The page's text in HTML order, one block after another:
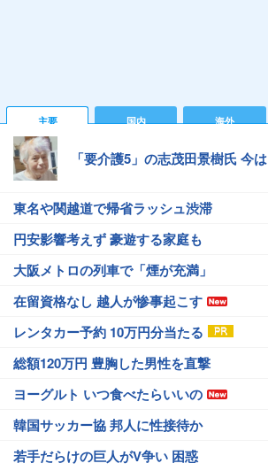
主要 国内 海外
「要介護5」の志茂田景樹氏 今は
東名や関越道で帰省ラッシュ渋滞
円安影響考えず 豪遊する家庭も
大阪メトロの列車で「煙が充満」
在留資格なし 越人が惨事起こす
レンタカー予約 10万円分当たる
総額120万円 豊胸した男性を直撃
ヨーグルト いつ食べたらいいの
韓国サッカー協 邦人に性接待か
若手だらけの巨人がV争い 困惑